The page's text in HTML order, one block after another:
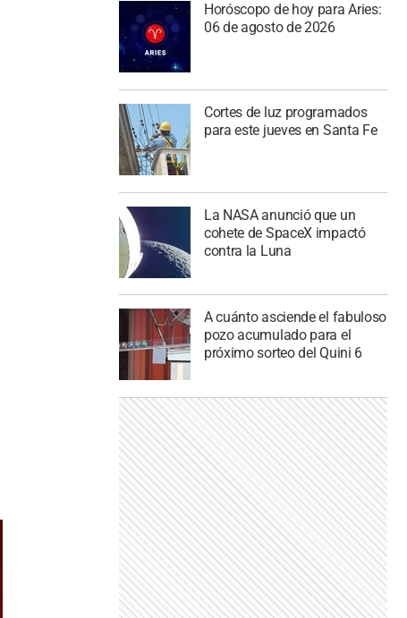
Horóscopo de hoy para Aries:
06 de agosto de 2026
Cortes de luz programados
para este jueves en Santa Fe
La NASA anunció que un
cohete de SpaceX impactó
contra la Luna
A cuánto asciende el fabuloso
pozo acumulado para el
próximo sorteo del Quini 6